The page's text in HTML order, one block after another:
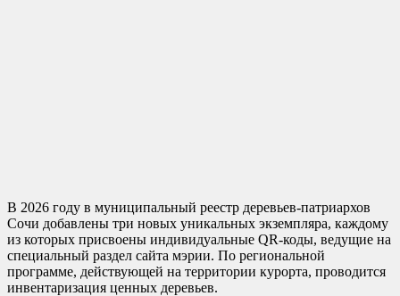
В 2026 году в муниципальный реестр деревьев-патриархов
Сочи добавлены три новых уникальных экземпляра, каждому
из которых присвоены индивидуальные QR-коды, ведущие на
специальный раздел сайта мэрии. По региональной
программе, действующей на территории курорта, проводится
инвентаризация ценных деревьев.